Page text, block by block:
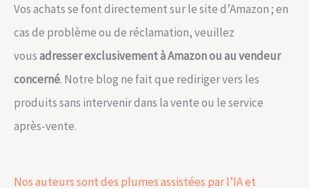
Vos achats se font directement sur le site d’Amazon ; en
cas de problème ou de réclamation, veuillez
vousadresser exclusivement à Amazon ou au vendeur
concerné. Notre blog ne fait que rediriger vers les
produits sans intervenir dans la vente ou le service
après-vente.
Nos auteurs sont des plumes assistées par l’IA et